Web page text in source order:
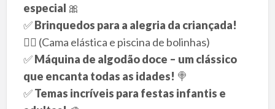
especial 🎀
✅Brinquedos para a alegria da criançada!
🤹‍♂️ (Cama elástica e piscina de bolinhas)
✅Máquina de algodão doce – um clássico
que encanta todas as idades! 🍭
✅Temas incríveis para festas infantis e